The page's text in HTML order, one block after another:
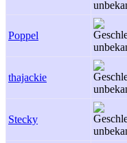
Poppel
thajackie
Stecky